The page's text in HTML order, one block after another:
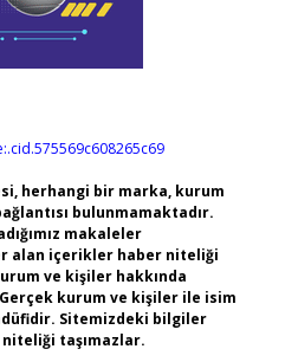
herhangi bir marka, kurum
bulunmamaktadır.
makaleler
alan içerikler haber niteliği
ve kişiler hakkında
kurum ve kişiler ile isim
Sitemizdeki bilgiler
taşımazlar.